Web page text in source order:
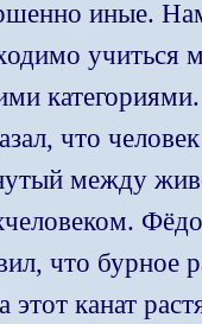
иные.
учиться
что
между
что бурное
этот канат